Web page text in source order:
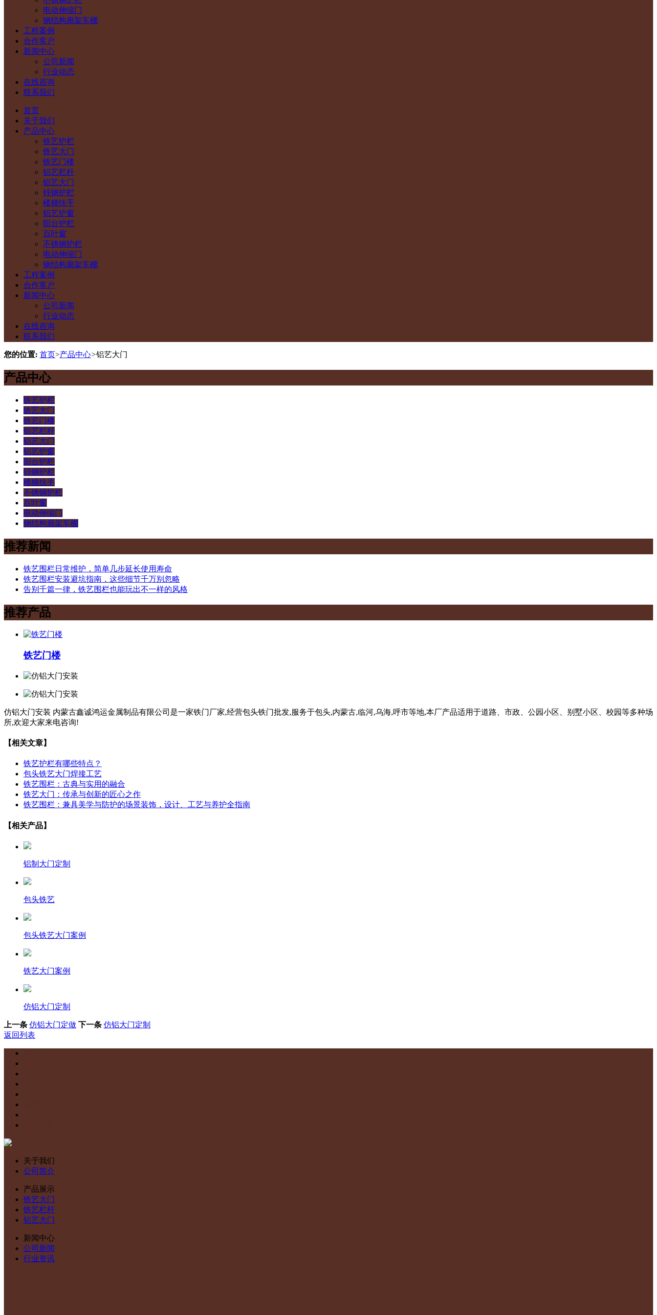
电动伸缩门
钢结构廊架车棚
工程案例
合作客户
新闻中心
公司新闻
行业动态
在线咨询
联系我们
首页
关于我们
产品中心
铁艺护栏
铁艺大门
铁艺门楼
铝艺栏杆
铝艺大门
锌钢护栏
楼梯扶手
铝艺护窗
阳台护栏
百叶窗
不锈钢护栏
电动伸缩门
钢结构廊架车棚
工程案例
合作客户
新闻中心
公司新闻
行业动态
在线咨询
联系我们
您的位置: 首页>产品中心>铝艺大门
产品中心
铁艺护栏
铁艺大门
铁艺门楼
铝艺栏杆
铝艺大门
铝艺护窗
阳台护栏
锌钢护栏
楼梯扶手
不锈钢护栏
百叶窗
电动伸缩门
钢结构廊架车棚
推荐新闻
铁艺围栏日常维护，简单几步延长使用寿命
铁艺围栏安装避坑指南，这些细节千万别忽略
告别千篇一律，铁艺围栏也能玩出不一样的风格
推荐产品
铁艺门楼
仿铝大门安装 内蒙古鑫诚鸿运金属制品有限公司是一家铁门厂家,经营包头铁门批发,服务于包头,内蒙古,临河,乌海,呼市等地,本厂产品适用于道路、市政、公园小区、别墅小区、校园等多种场
所,欢迎大家来电咨询!
【相关文章】
铁艺护栏有哪些特点？
包头铁艺大门焊接工艺
铁艺围栏：古典与实用的融合
铁艺大门：传承与创新的匠心之作
铁艺围栏：兼具美学与防护的场景装饰，设计、工艺与养护全指南
【相关产品】
铝制大门定制
包头铁艺
包头铁艺大门案例
铁艺大门案例
仿铝大门定制
上一条 仿铝大门定做 下一条 仿铝大门定制
返回列表
关于我们
公司简介
产品展示
铁艺大门
铁艺栏杆
铝艺大门
新闻中心
公司新闻
行业资讯